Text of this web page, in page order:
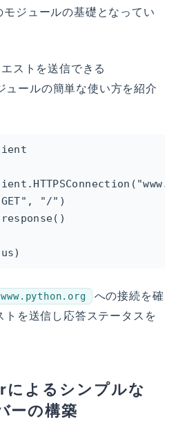
ジュールの基礎となってい
ストを送信できる
ュールの簡単な使い方を紹介
"/")
www.python.org
への接続を確
トを送信し応答ステータスを
よるシンプルな
ーの構築